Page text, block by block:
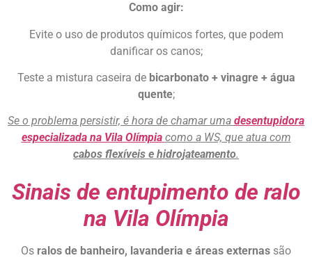
Como agir:
Evite o uso de produtos químicos fortes, que podem
danificar os canos;
Teste a mistura caseira de bicarbonato + vinagre + água
quente;
Se o problema persistir, é hora de chamar uma desentupidora
especializada na Vila Olímpia como a WS, que atua com
cabos flexíveis e hidrojateamento.
Sinais de entupimento de ralo
na Vila Olímpia
Os ralos de banheiro, lavanderia e áreas externas são